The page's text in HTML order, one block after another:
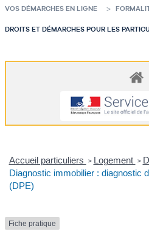
VOS DÉMARCHES EN LIGNE
DROITS ET DÉMARCHES POUR LES
Accueil particuliers > Logement >
Diagnostic immobilier : diagnostic
(DPE)
Fiche pratique